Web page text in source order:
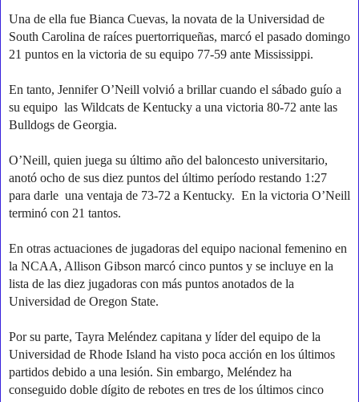
Una de ella fue Bianca Cuevas, la novata de la Universidad de
South Carolina de raíces puertorriqueñas, marcó el pasado domingo
21 puntos en la victoria de su equipo 77-59 ante Mississippi.
En tanto, Jennifer O’Neill volvió a brillar cuando el sábado guío a
su equipo las Wildcats de Kentucky a una victoria 80-72 ante las
Bulldogs de Georgia.
O’Neill, quien juega su último año del baloncesto universitario,
anotó ocho de sus diez puntos del último período restando 1:27
para darle una ventaja de 73-72 a Kentucky. En la victoria O’Neill
terminó con 21 tantos.
En otras actuaciones de jugadoras del equipo nacional femenino en
la NCAA, Allison Gibson marcó cinco puntos y se incluye en la
lista de las diez jugadoras con más puntos anotados de la
Universidad de Oregon State.
Por su parte, Tayra Meléndez capitana y líder del equipo de la
Universidad de Rhode Island ha visto poca acción en los últimos
partidos debido a una lesión. Sin embargo, Meléndez ha
conseguido doble dígito de rebotes en tres de los últimos cinco